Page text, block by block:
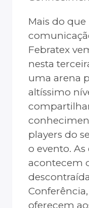
Mais do
Febratex
nesta
uma arena
altíssimo
players do
o evento.
acontecem
oferecem